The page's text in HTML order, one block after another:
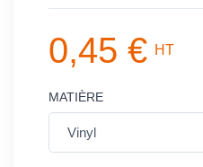
0,45 € HT
MATIÈRE